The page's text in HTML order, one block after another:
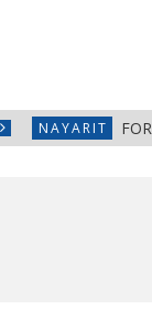
NAYARIT